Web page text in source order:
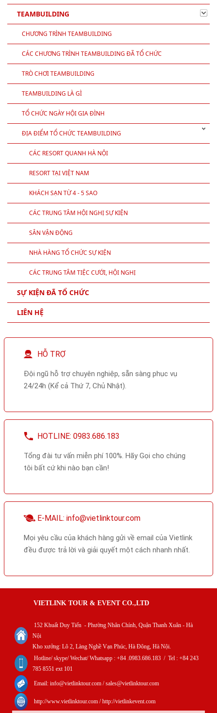
TEAMBUILDING
CHƯƠNG TRÌNH TEAMBUILDING
CÁC CHƯƠNG TRÌNH TEAMBUILDING ĐÃ TỔ CHỨC
TRÒ CHƠI TEAMBUILDING
TEAMBUILDING LÀ GÌ
TỔ CHỨC NGÀY HỘI GIA ĐÌNH
ĐỊA ĐIỂM TỔ CHỨC TEAMBUILDING
CÁC RESORT QUANH HÀ NỘI
RESORT TẠI VIỆT NAM
KHÁCH SẠN TỪ 4 - 5 SAO
CÁC TRUNG TÂM HỘI NGHỊ SỰ KIỆN
SÂN VẬN ĐỘNG
NHÀ HÀNG TỔ CHỨC SỰ KIỆN
CÁC TRUNG TÂM TIỆC CƯỚI, HỘI NGHỊ
SỰ KIỆN ĐÃ TỔ CHỨC
LIÊN HỆ
HỖ TRỢ
Đội ngũ hỗ trợ chuyên nghiệp, sẵn sàng phục vụ
24/24h (Kể cả Thứ 7, Chủ Nhật).
HOTLINE: 0983.686.183
Tổng đài tư vấn miễn phí 100%. Hãy Gọi cho chúng
tôi bất cứ khi nào bạn cần!
E-MAIL: info@vietlinktour.com
Mọi yêu cầu của khách hàng gửi về email của Vietlink
đều được trả lời và giải quyết một cách nhanh nhất.
VIETLINK TOUR & EVENT CO.,LTD
152 Khuất Duy Tiến - Phường Nhân Chính, Quận Thanh Xuân - Hà
Nội
Kho xưởng: Lô 2, Làng Nghề Vạn Phúc, Hà Đông, Hà Nội.
Hotline/ skype/ Wechat/ Whatsapp : +84 .0983.686.183 / Tel : +84 243
785 8551 ext 101
Email: info@vietlinktour.com / sales@vietlinktour.com
http://www.vietlinktour.com / http://vietlinkevent.com